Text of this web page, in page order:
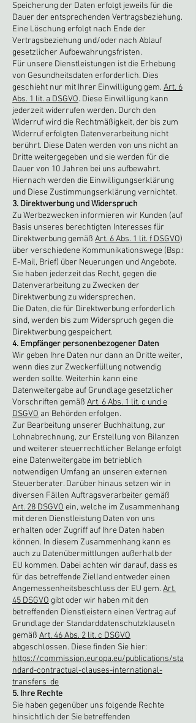
Speicherung der Daten erfolgt jeweils für die
Dauer der entsprechenden Vertragsbeziehung.
Eine Löschung erfolgt nach Ende der
Vertragsbeziehung und/oder nach Ablauf
gesetzlicher Aufbewahrungsfristen.
Für unsere Dienstleistungen ist die Erhebung
von Gesundheitsdaten erforderlich. Dies
geschieht nur mit Ihrer Einwilligung gem. Art. 6
Abs. 1 lit. a DSGVO. Diese Einwilligung kann
jederzeit widerrufen werden. Durch den
Widerruf wird die Rechtmäßigkeit, der bis zum
Widerruf erfolgten Datenverarbeitung nicht
berührt. Diese Daten werden von uns nicht an
Dritte weitergegeben und sie werden für die
Dauer von 10 Jahren bei uns aufbewahrt.
Hiernach werden die Einwilligungserklärung
und Diese Zustimmungserklärung vernichtet.
3. Direktwerbung und Widerspruch
Zu Werbezwecken informieren wir Kunden (auf
Basis unseres berechtigten Interesses für
Direktwerbung gemäß Art. 6 Abs. 1 lit. f DSGVO)
über verschiedene Kommunikationswege (Bsp.:
E-Mail, Brief) über Neuerungen und Angebote.
Sie haben jederzeit das Recht, gegen die
Datenverarbeitung zu Zwecken der
Direktwerbung zu widersprechen.
Die Daten, die für Direktwerbung erforderlich
sind, werden bis zum Widerspruch gegen die
Direktwerbung gespeichert.
4. Empfänger personenbezogener Daten
Wir geben Ihre Daten nur dann an Dritte weiter,
wenn dies zur Zweckerfüllung notwendig
werden sollte. Weiterhin kann eine
Datenweitergabe auf Grundlage gesetzlicher
Vorschriften gemäß Art. 6 Abs. 1 lit. c und e
DSGVO an Behörden erfolgen.
Zur Bearbeitung unserer Buchhaltung, zur
Lohnabrechnung, zur Erstellung von Bilanzen
und weiterer steuerrechtlicher Belange erfolgt
eine Datenweitergabe im betrieblich
notwendigen Umfang an unseren externen
Steuerberater. Darüber hinaus setzen wir in
diversen Fällen Auftragsverarbeiter gemäß
Art. 28 DSGVO ein, welche im Zusammenhang
mit deren Dienstleistung Daten von uns
erhalten oder Zugriff auf Ihre Daten haben
können. In diesem Zusammenhang kann es
auch zu Datenübermittlungen außerhalb der
EU kommen. Dabei achten wir darauf, dass es
für das betreffende Zielland entweder einen
Angemessenheitsbeschluss der EU gem. Art.
45 DSGVO gibt oder wir haben mit den
betreffenden Dienstleistern einen Vertrag auf
Grundlage der Standarddatenschutzklauseln
gemäß Art. 46 Abs. 2 lit. c DSGVO
abgeschlossen. Diese finden Sie hier:
https://commission.europa.eu/publications/sta
ndard-contractual-clauses-international-
transfers_de
5. Ihre Rechte
Sie haben gegenüber uns folgende Rechte
hinsichtlich der Sie betreffenden